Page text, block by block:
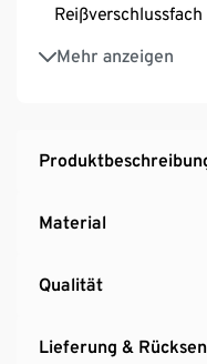
Reißverschlussfach
Mehr anzeigen
1
Material
Qualität
Lieferung &